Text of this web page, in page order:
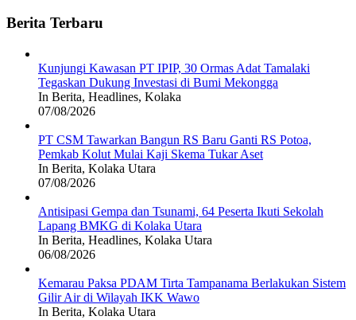
Berita Terbaru
Kunjungi Kawasan PT IPIP, 30 Ormas Adat Tamalaki
Tegaskan Dukung Investasi di Bumi Mekongga
In Berita, Headlines, Kolaka
07/08/2026
PT CSM Tawarkan Bangun RS Baru Ganti RS Potoa,
Pemkab Kolut Mulai Kaji Skema Tukar Aset
In Berita, Kolaka Utara
07/08/2026
Antisipasi Gempa dan Tsunami, 64 Peserta Ikuti Sekolah
Lapang BMKG di Kolaka Utara
In Berita, Headlines, Kolaka Utara
06/08/2026
Kemarau Paksa PDAM Tirta Tampanama Berlakukan Sistem
Gilir Air di Wilayah IKK Wawo
In Berita, Kolaka Utara